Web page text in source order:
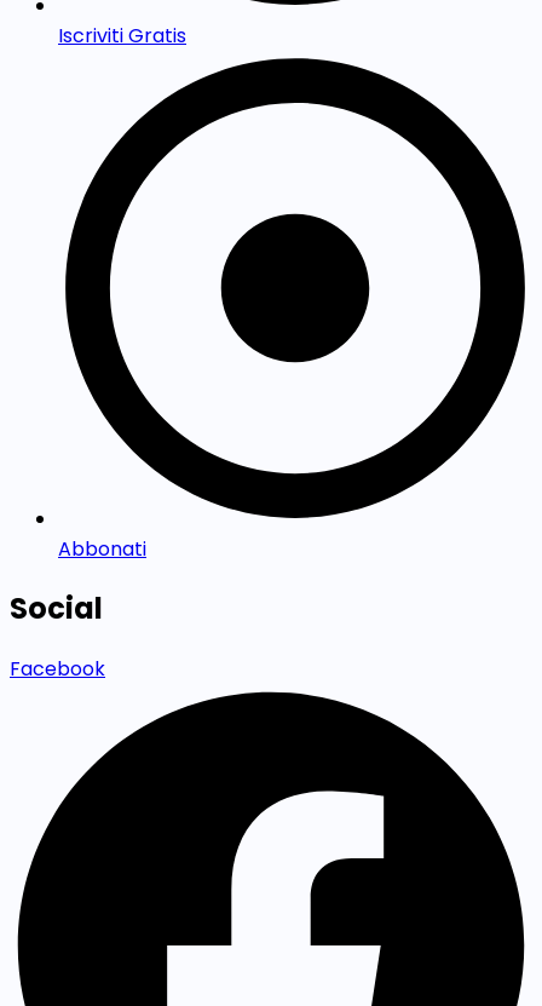
Iscriviti Gratis
Abbonati
Social
Facebook